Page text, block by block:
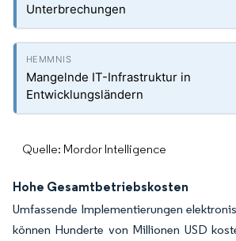
Unterbrechungen
Mangelnde IT-Infrastruktur in
Entwicklungsländern
Quelle: Mordor Intelligence
Hohe Gesamtbetriebskosten
Umfassende Implementierungen
können Hunderte von Millionen USD